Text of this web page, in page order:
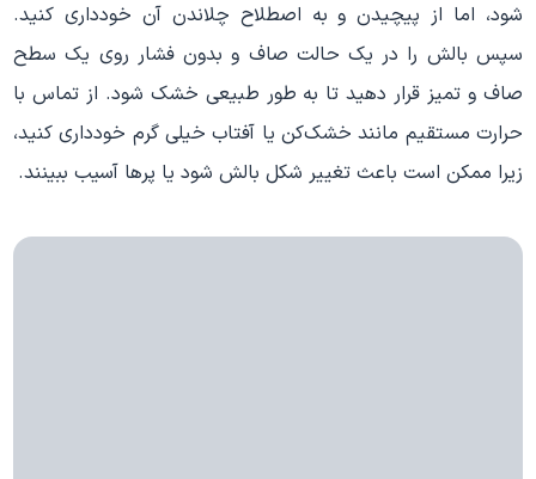
شود، اما از پیچیدن و به اصطلاح چلاندن آن خودداری کنید.
سپس بالش را در یک حالت صاف و بدون فشار روی یک سطح
صاف و تمیز قرار دهید تا به طور طبیعی خشک شود. از تماس با
حرارت مستقیم مانند خشک‌کن یا آفتاب خیلی گرم خودداری کنید،
زیرا ممکن است باعث تغییر شکل بالش شود یا پرها آسیب ببینند.